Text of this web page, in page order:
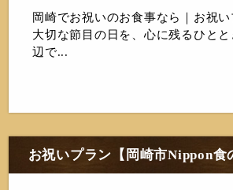
岡崎でお祝いのお食事なら｜お祝
大切な節目の日を、心に残るひとと
辺で...
お祝いプラン【岡崎市Nippon食